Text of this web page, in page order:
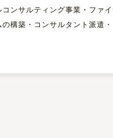
ンサルティング事業・ファ
構築・コンサルタント派遣